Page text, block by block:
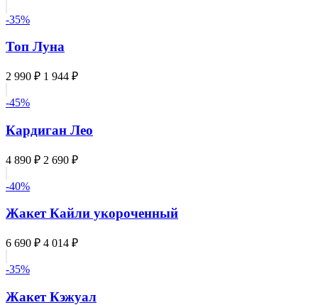
-35%
Топ Луна
2 990 ₽ 1 944 ₽
-45%
Кардиган Лео
4 890 ₽ 2 690 ₽
-40%
Жакет Кайли укороченный
6 690 ₽ 4 014 ₽
-35%
Жакет Кэжуал